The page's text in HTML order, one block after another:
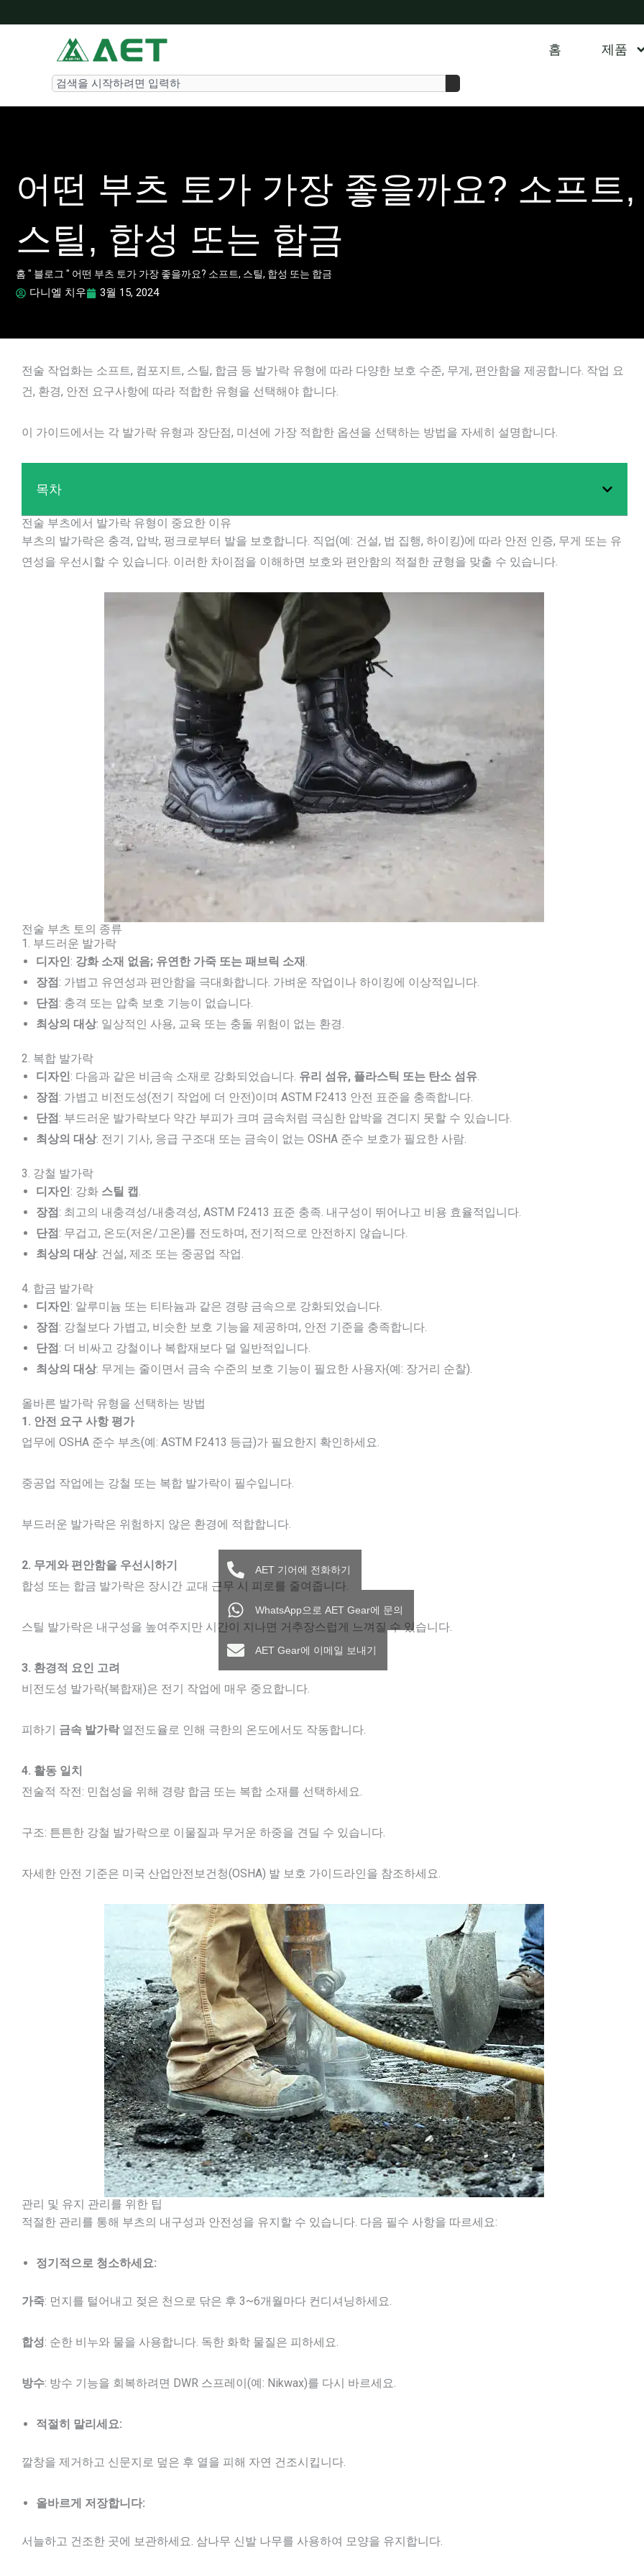
텐
너
홈 제품
Search
어떤 부츠 토가 가장 좋을까요? 소프트,
스틸, 합성 또는 합금
홈 " 블로그 " 어떤 부츠 토가 가장 좋을까요? 소프트, 스틸, 합성 또는 합금
다니엘 치우 3월 15, 2024
전술 작업화는 소프트, 컴포지트, 스틸, 합금 등 발가락 유형에 따라 다양한 보호 수준, 무게, 편안함을 제공합니다. 작업 요
건, 환경, 안전 요구사항에 따라 적합한 유형을 선택해야 합니다.
이 가이드에서는 각 발가락 유형과 장단점, 미션에 가장 적합한 옵션을 선택하는 방법을 자세히 설명합니다.
목차
전술 부츠에서 발가락 유형이 중요한 이유
부츠의 발가락은 충격, 압박, 펑크로부터 발을 보호합니다. 직업(예: 건설, 법 집행, 하이킹)에 따라 안전 인증, 무게 또는 유
연성을 우선시할 수 있습니다. 이러한 차이점을 이해하면 보호와 편안함의 적절한 균형을 맞출 수 있습니다.
전술 부츠 토의 종류
1. 부드러운 발가락
디자인: 강화 소재 없음; 유연한 가죽 또는 패브릭 소재.
장점: 가볍고 유연성과 편안함을 극대화합니다. 가벼운 작업이나 하이킹에 이상적입니다.
단점: 충격 또는 압축 보호 기능이 없습니다.
최상의 대상: 일상적인 사용, 교육 또는 충돌 위험이 없는 환경.
2. 복합 발가락
디자인: 다음과 같은 비금속 소재로 강화되었습니다. 유리 섬유, 플라스틱 또는 탄소 섬유.
장점: 가볍고 비전도성(전기 작업에 더 안전)이며 ASTM F2413 안전 표준을 충족합니다.
단점: 부드러운 발가락보다 약간 부피가 크며 금속처럼 극심한 압박을 견디지 못할 수 있습니다.
최상의 대상: 전기 기사, 응급 구조대 또는 금속이 없는 OSHA 준수 보호가 필요한 사람.
3. 강철 발가락
디자인: 강화 스틸 캡.
장점: 최고의 내충격성/내충격성, ASTM F2413 표준 충족. 내구성이 뛰어나고 비용 효율적입니다.
단점: 무겁고, 온도(저온/고온)를 전도하며, 전기적으로 안전하지 않습니다.
최상의 대상: 건설, 제조 또는 중공업 작업.
4. 합금 발가락
디자인: 알루미늄 또는 티타늄과 같은 경량 금속으로 강화되었습니다.
장점: 강철보다 가볍고, 비슷한 보호 기능을 제공하며, 안전 기준을 충족합니다.
단점: 더 비싸고 강철이나 복합재보다 덜 일반적입니다.
최상의 대상: 무게는 줄이면서 금속 수준의 보호 기능이 필요한 사용자(예: 장거리 순찰).
올바른 발가락 유형을 선택하는 방법
1. 안전 요구 사항 평가
업무에 OSHA 준수 부츠(예: ASTM F2413 등급)가 필요한지 확인하세요.
중공업 작업에는 강철 또는 복합 발가락이 필수입니다.
부드러운 발가락은 위험하지 않은 환경에 적합합니다.
2. 무게와 편안함을 우선시하기
합성 또는 합금 발가락은 장시간 교대 근무 시 피로를 줄여줍니다.
스틸 발가락은 내구성을 높여주지만 시간이 지나면 거추장스럽게 느껴질 수 있습니다.
3. 환경적 요인 고려
비전도성 발가락(복합재)은 전기 작업에 매우 중요합니다.
피하기 금속 발가락열전도율로 인해 극한의 온도에서도 작동합니다.
4. 활동 일치
전술적 작전: 민첩성을 위해 경량 합금 또는 복합 소재를 선택하세요.
구조: 튼튼한 강철 발가락으로 이물질과 무거운 하중을 견딜 수 있습니다.
자세한 안전 기준은 미국 산업안전보건청(OSHA) 발 보호 가이드라인을 참조하세요.
관리 및 유지 관리를 위한 팁
적절한 관리를 통해 부츠의 내구성과 안전성을 유지할 수 있습니다. 다음 필수 사항을 따르세요:
정기적으로 청소하세요:
가죽: 먼지를 털어내고 젖은 천으로 닦은 후 3~6개월마다 컨디셔닝하세요.
합성: 순한 비누와 물을 사용합니다. 독한 화학 물질은 피하세요.
방수: 방수 기능을 회복하려면 DWR 스프레이(예: Nikwax)를 다시 바르세요.
적절히 말리세요:
깔창을 제거하고 신문지로 덮은 후 열을 피해 자연 건조시킵니다.
올바르게 저장합니다:
서늘하고 건조한 곳에 보관하세요. 삼나무 신발 나무를 사용하여 모양을 유지합니다.
AET 기어에 전화하기
WhatsApp으로 AET Gear에 문의
AET Gear에 이메일 보내기